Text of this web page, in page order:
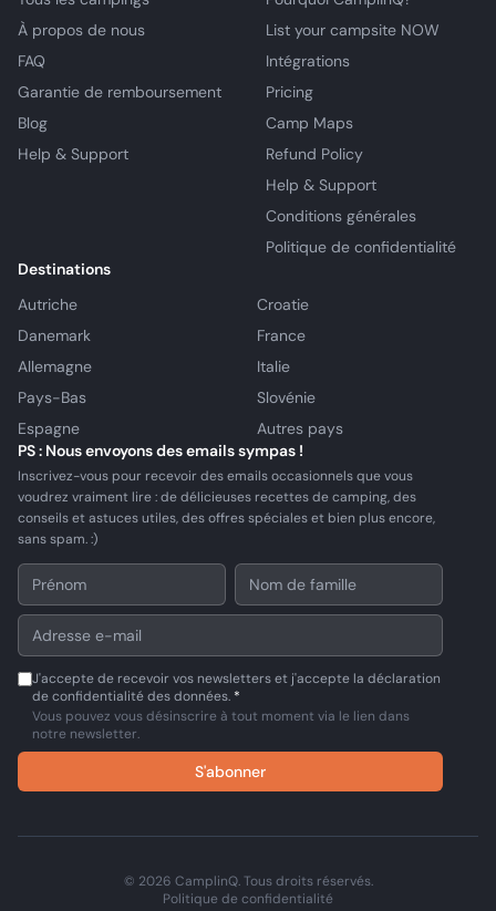
À propos de nous
FAQ
Garantie de remboursement
Blog
Help & Support
List your campsite NOW
Intégrations
Pricing
Camp Maps
Refund Policy
Help & Support
Conditions générales
Politique de confidentialité
Destinations
Autriche
Croatie
Danemark
France
Allemagne
Italie
Pays-Bas
Slovénie
Espagne
Autres pays
PS : Nous envoyons des emails sympas !
Inscrivez-vous pour recevoir des emails occasionnels que vous
voudrez vraiment lire : de délicieuses recettes de camping, des
conseils et astuces utiles, des offres spéciales et bien plus encore,
sans spam. :)
J'accepte de recevoir vos newsletters et j'accepte la déclaration
de confidentialité des données. *
Vous pouvez vous désinscrire à tout moment via le lien dans
notre newsletter.
S'abonner
© 2026 CamplinQ. Tous droits réservés.
Politique de confidentialité